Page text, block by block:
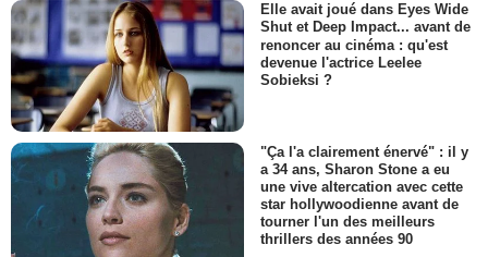
Elle avait joué dans Eyes Wide
Shut et Deep Impact... avant de
renoncer au cinéma : qu'est
devenue l'actrice Leelee
Sobieksi ?
"Ça l'a clairement énervé" : il y
a 34 ans, Sharon Stone a eu
une vive altercation avec cette
star hollywoodienne avant de
tourner l'un des meilleurs
thrillers des années 90